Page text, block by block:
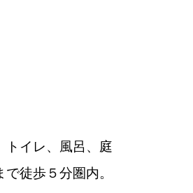
イレ、風呂、庭
歩５分圏内。